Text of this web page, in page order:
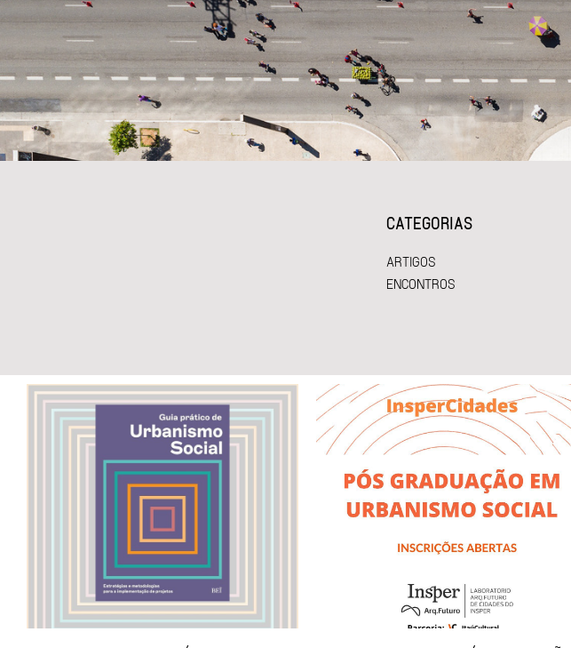
CATEGORIAS
ARTIGOS
ENCONTROS